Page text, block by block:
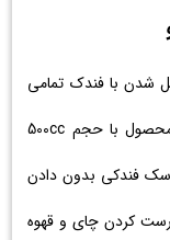
شدن با فندک تمامی
ماشین ها دمای مایعات را حفظ می کند. این محصول با حجم 500cc
فندکی بدون دادن
کردن چای و قهوه